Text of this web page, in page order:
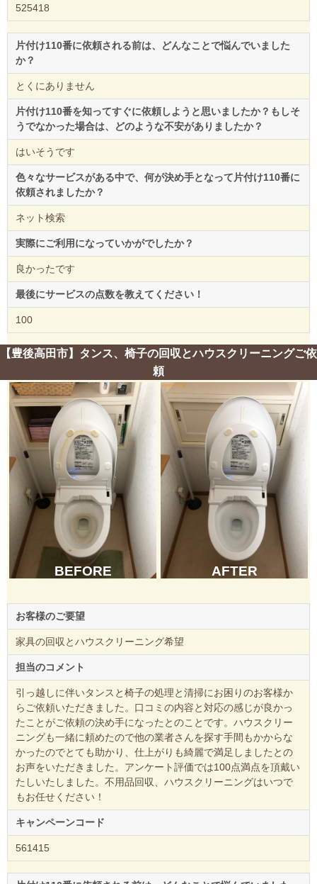
525418
片付け110番に依頼される前は、どんなことで悩んでいました
か？
とくにありません
片付け110番を知ってすぐに依頼しようと思いましたか？もしそ
うでなかった場合は、どのような不安がありましたか？
はいそうです
色々なサービスがある中で、何が決め手となって片付け110番に
依頼されましたか？
ネット検索
実際にご利用になっていかがでしたか？
良かったです
最後にサービスの点数を教えてください！
100
【豊後高田市】タンス、椅子の回収とハウスクリーニングご依
頼
BEFORE AFTER
お客様のご要望
家具の回収とハウスクリーニング希望
担当のコメント
引っ越しに伴いタンスと椅子の処理と清掃にお困りのお客様か
らご依頼いただきました。口コミの内容と対応の感じが良かっ
たことがご依頼の決め手になったとのことです。ハウスクリー
ニングも一緒に頼めたので他の業者さんを探す手間もかからな
かったのでとても助かり、仕上がりも綺麗で満足しましたとの
お声をいただきました。アンケート評価では100点満点を頂戴い
たしいたしました。不用品回収、ハウスクリーニングはいつで
もお任せください！
キャンペーンコード
561415